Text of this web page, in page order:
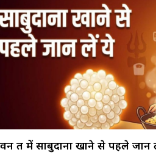
व्रत में साबुदाना खाने से पहले